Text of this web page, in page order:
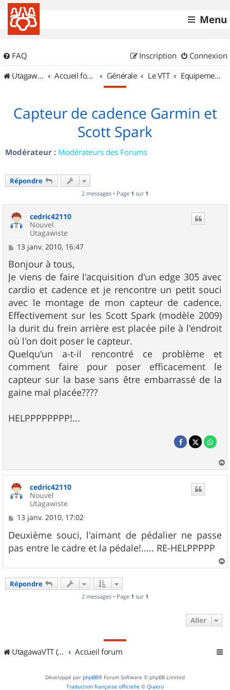
Menu
FAQ Connexion
Inscription
UtagawaVTT (Randos VTT et VTTAE avec traces GPS)
Accueil forum Générale Le VTT Equipements et Accessoires
Capteur de cadence Garmin et
Scott Spark
Modérateur : Modérateurs des Forums
Répondre
2 messages • Page 1 sur 1
cedric42110
Nouvel
Utagawiste
M
s
s
a
g
e
13 janv. 2010, 16:47
Bonjour à tous,
Je viens de faire l'acquisition d'un edge 305 avec
cardio et cadence et je rencontre un petit souci
avec le montage de mon capteur de cadence.
Effectivement sur les Scott Spark (modèle 2009)
la durit du frein arrière est placée pile à l'endroit
où l'on doit poser le capteur.
Quelqu'un a-t-il rencontré ce problème et
comment faire pour poser efficacement le
capteur sur la base sans être embarrassé de la
gaine mal placée????
HELPPPPPPPP!...
a
cedric42110
Nouvel
Utagawiste
M
s
s
a
e
13 janv. 2010, 17:02
Deuxième souci, l'aimant de pédalier ne passe
pas entre le cadre et la pédale!..... RE-HELPPPPP
a
Répondre
2 messages • Page 1 sur 1
Aller
UtagawaVTT (Randos VTT et VTTAE avec traces GPS) Accueil forum
Développé par phpBB® Forum Software © phpBB Limited
Traduction française officielle © Qiaeru